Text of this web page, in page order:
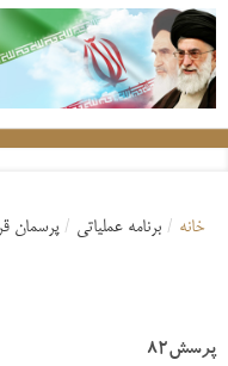
خانه / برنامه عملیاتی / پرسمان
پرسش82